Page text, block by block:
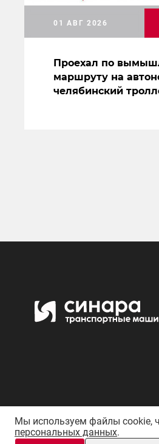
Проехал по
маршруту на
челябинский
01 АВГ 2026
Мы используем файлы cookie,
персональных данных.